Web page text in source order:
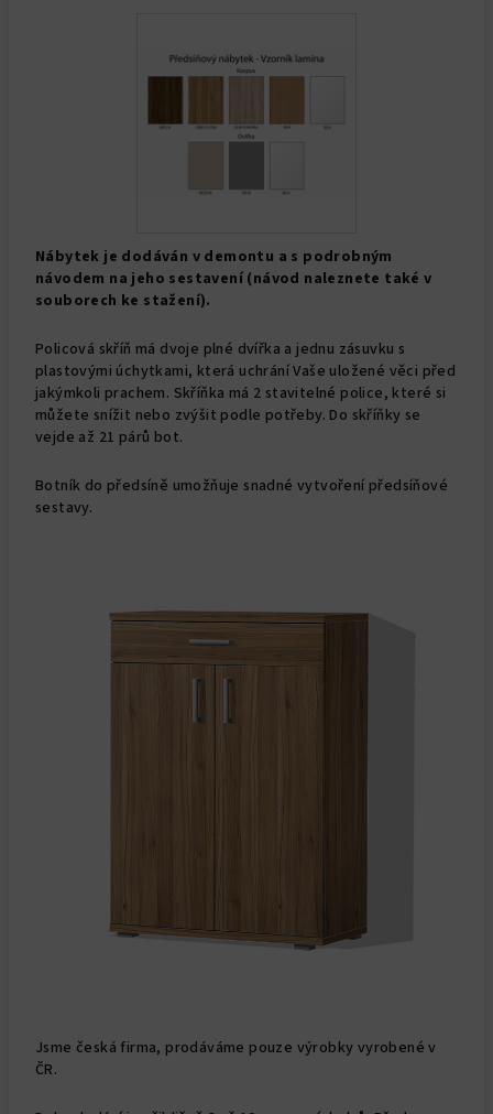
Nábytek je dodáván v demontu a s podrobným
návodem na jeho sestavení (návod naleznete také v
souborech ke stažení).
Policová skříň má dvoje plné dvířka a jednu zásuvku s
plastovými úchytkami, která uchrání Vaše uložené věci před
jakýmkoli prachem. Skříňka má 2 stavitelné police, které si
můžete snížit nebo zvýšit podle potřeby. Do skříňky se
vejde až 21 párů bot.
Botník do předsíně umožňuje snadné vytvoření předsíňové
sestavy.
Jsme česká firma, prodáváme pouze výrobky vyrobené v
ČR.